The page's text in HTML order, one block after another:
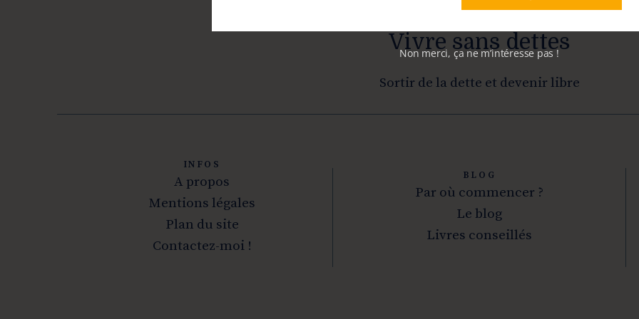
Vivre sans dettes
Sortir de la dette et devenir libre
INFOS
A propos
Mentions légales
Plan du site
Contactez-moi !
BLOG
Par où commencer ?
Le blog
Livres conseillés
Non merci, ça ne m’intéresse pas !